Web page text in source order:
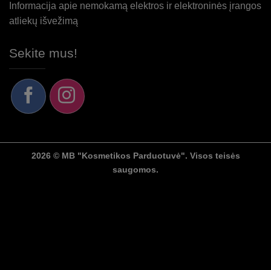
Informacija apie nemokamą elektros ir elektroninės įrangos
atliekų išvežimą
Sekite mus!
2026 © MB "Kosmetikos Parduotuvė". Visos teisės
saugomos.